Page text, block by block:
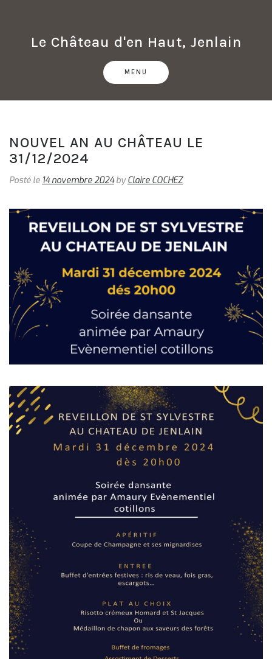
Le Château d'en Haut, Jenlain
MENU
Blog
NOUVEL AN AU CHÂTEAU LE
31/12/2024
Posté le 14 novembre 2024by Claire COCHEZ